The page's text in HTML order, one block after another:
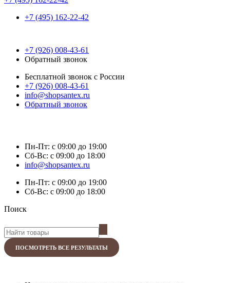
+7 (495) 162-22-42
+7 (926) 008-43-61
Обратный звонок
Бесплатной звонок с России
+7 (926) 008-43-61
info@shopsantex.ru
Обратный звонок
Пн-Пт: с 09:00 до 19:00
Сб-Вс: с 09:00 до 18:00
info@shopsantex.ru
Пн-Пт: с 09:00 до 19:00
Сб-Вс: с 09:00 до 18:00
Поиск
ПОСМОТРЕТЬ ВСЕ РЕЗУЛЬТАТЫ